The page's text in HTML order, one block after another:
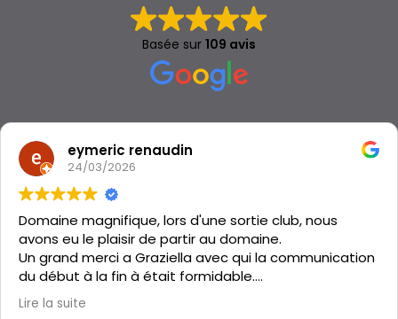
Basée sur 109 avis
eymeric renaudin
24/03/2026
Domaine magnifique, lors d'une sortie club, nous
avons eu le plaisir de partir au domaine.
Un grand merci a Graziella avec qui la communication
du début à la fin à était formidable.
Le gîte est propre, isolé, les chambres bien espacé.
C'était parfait, merci Graziella
Lire la suite